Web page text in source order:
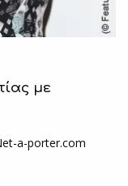
με
a-porter.com